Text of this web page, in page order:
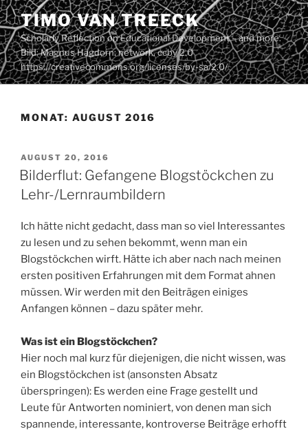
Zum
Inhalt
springen
TIMO VAN TREECK
Scholarly Reflection on Educational Development – and more.
Bild: Magnus Hagdorn: network. ccby 2.0
https://creativecommons.org/licenses/by-sa/2.0/
MONAT: AUGUST 2016
VERÖFFENTLICHT
AM
AUGUST 20, 2016
Bilderflut: Gefangene Blogstöckchen zu
Lehr-/Lernraumbildern
Ich hätte nicht gedacht, dass man so viel Interessantes
zu lesen und zu sehen bekommt, wenn man ein
Blogstöckchen wirft. Hätte ich aber nach nach meinen
ersten positiven Erfahrungen mit dem Format ahnen
müssen. Wir werden mit den Beiträgen einiges
Anfangen können – dazu später mehr.
Was ist ein Blogstöckchen?
Hier noch mal kurz für diejenigen, die nicht wissen, was
ein Blogstöckchen ist (ansonsten Absatz
überspringen): Es werden eine Frage gestellt und
Leute für Antworten nominiert, von denen man sich
spannende, interessante, kontroverse Beiträge erhofft